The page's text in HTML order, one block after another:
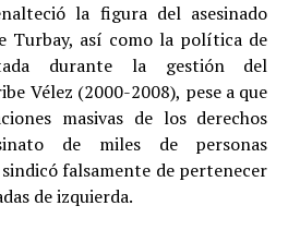
la figura del asesinado
Turbay, así como la política de
durante la gestión del
Vélez (2000-2008), pese a que
masivas de los derechos
de miles de personas
falsamente de pertenecer
de izquierda.